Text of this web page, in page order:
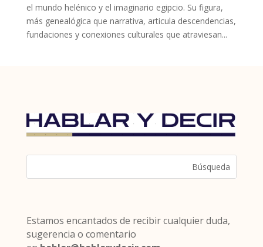
el mundo helénico y el imaginario egipcio. Su figura,
más genealógica que narrativa, articula descendencias,
fundaciones y conexiones culturales que atraviesan...
Estamos encantados de recibir cualquier duda,
sugerencia o comentario